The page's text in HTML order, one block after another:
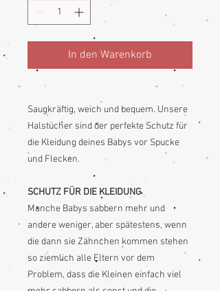
In den Warenkorb
Saugkräftig, weich und bequem. Unsere
Halstücher sind der perfekte Schutz für
die Kleidung deines Babys vor Spucke
und Flecken.
SCHUTZ FÜR DIE KLEIDUNG
Manche Babys sabbern mehr und
andere weniger, aber spätestens, wenn
die dann sie Zähnchen kommen stehen
so ziemlich alle Eltern vor dem
Problem, dass die Kleinen einfach viel